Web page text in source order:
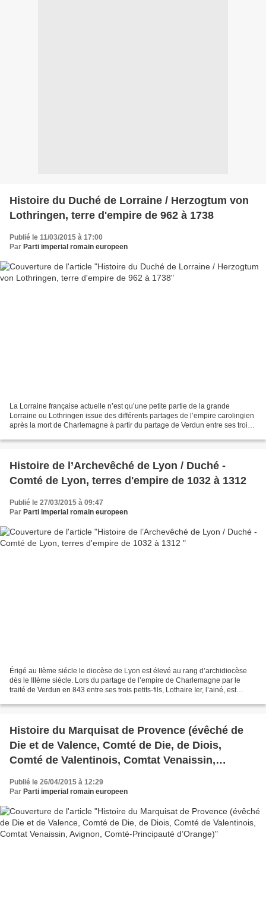
Histoire du Duché de Lorraine / Herzogtum von
Lothringen, terre d'empire de 962 à 1738
Publié le 11/03/2015 à 17:00
Par Parti imperial romain europeen
La Lorraine française actuelle n’est qu’une petite partie de la grande
Lorraine ou Lothringen issue des différents partages de l’empire carolingien
après la mort de Charlemagne à partir du partage de Verdun entre ses trois
Histoire de l’Archevêché de Lyon / Duché -
Comté de Lyon, terres d'empire de 1032 à 1312
Publié le 27/03/2015 à 09:47
Par Parti imperial romain europeen
Érigé au IIème siécle le diocèse de Lyon est élevé au rang d’archidiocèse
dès le IIIème siècle. Lors du partage de l’empire de Charlemagne par le
traité de Verdun en 843 entre ses trois petits-fils, Lothaire Ier, l’ainé, est
Histoire du Marquisat de Provence (évêché de
Die et de Valence, Comté de Die, de Diois,
Comté de Valentinois, Comtat Venaissin,
Avignon, Comté-Principauté d’Orange)
Publié le 26/04/2015 à 12:29
Par Parti imperial romain europeen